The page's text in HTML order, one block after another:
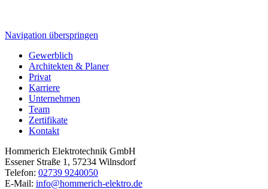
Navigation überspringen
Gewerblich
Architekten & Planer
Privat
Karriere
Unternehmen
Team
Zertifikate
Kontakt
Hommerich Elektrotechnik GmbH
Essener Straße 1, 57234 Wilnsdorf
Telefon: 02739 9240050
E-Mail: info@hommerich-elektro.de